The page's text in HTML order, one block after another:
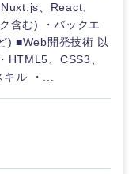
、React、
含む) ・バックエ
) ■Web開発技術 以
HTML5、CSS3、
ル ・...